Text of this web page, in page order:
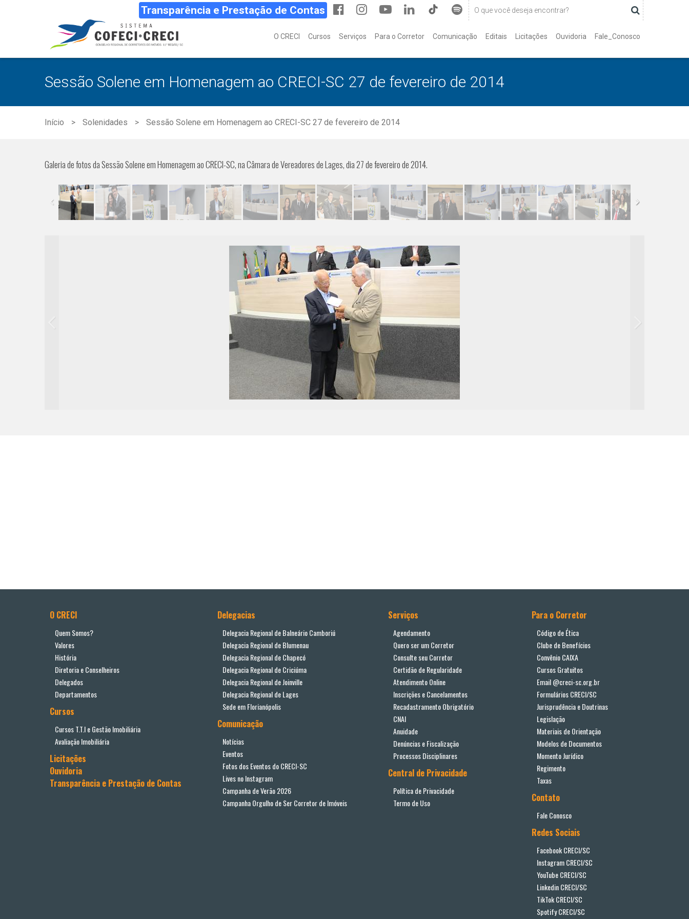
Transparência e Prestação de Contas
O CRECI Cursos Serviços Para o Corretor Comunicação Editais Licitações Ouvidoria Fale_Conosco
Sessão Solene em Homenagem ao CRECI-SC 27 de fevereiro de 2014
Início Solenidades Sessão Solene em Homenagem ao CRECI-SC 27 de fevereiro de 2014
Galeria de fotos da Sessão Solene em Homenagem ao CRECI-SC, na Câmara de Vereadores de Lages, dia 27 de fevereiro de 2014.
O CRECI
Quem Somos?
Valores
História
Diretoria e Conselheiros
Delegados
Departamentos
Cursos
Cursos T.T.I e Gestão Imobiliária
Avaliação Imobiliária
Licitações
Ouvidoria
Transparência e Prestação de Contas
Delegacias
Delegacia Regional de Balneário Camboriú
Delegacia Regional de Blumenau
Delegacia Regional de Chapecó
Delegacia Regional de Criciúma
Delegacia Regional de Joinville
Delegacia Regional de Lages
Sede em Florianópolis
Comunicação
Notícias
Eventos
Fotos dos Eventos do CRECI-SC
Lives no Instagram
Campanha de Verão 2026
Campanha Orgulho de Ser Corretor de Imóveis
Serviços
Agendamento
Quero ser um Corretor
Consulte seu Corretor
Certidão de Regularidade
Atendimento Online
Inscrições e Cancelamentos
Recadastramento Obrigatório
CNAI
Anuidade
Denúncias e Fiscalização
Processos Disciplinares
Central de Privacidade
Política de Privacidade
Termo de Uso
Para o Corretor
Código de Ética
Clube de Benefícios
Convênio CAIXA
Cursos Gratuitos
Email @creci-sc.org.br
Formulários CRECI/SC
Jurisprudência e Doutrinas
Legislação
Materiais de Orientação
Modelos de Documentos
Momento Jurídico
Regimento
Taxas
Contato
Fale Conosco
Redes Sociais
Facebook CRECI/SC
Instagram CRECI/SC
YouTube CRECI/SC
Linkedin CRECI/SC
TikTok CRECI/SC
Spotify CRECI/SC